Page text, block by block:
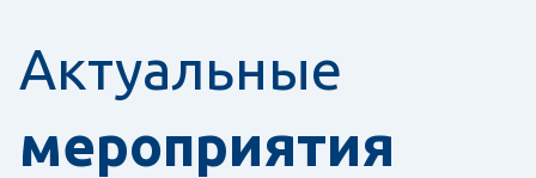
Актуальные
мероприятия